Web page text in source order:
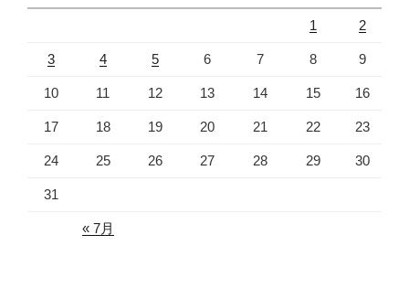
1 2
3 4 5 6 7 8 9
10 11 12 13 14 15 16
17 18 19 20 21 22 23
24 25 26 27 28 29 30
31
« 7月